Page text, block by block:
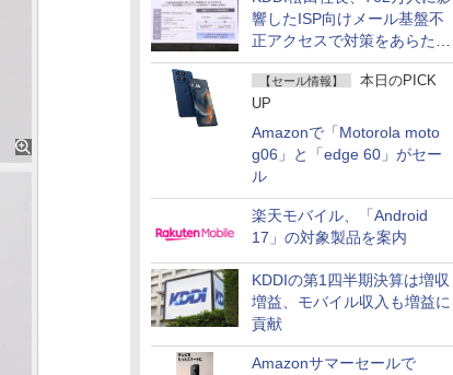
響したISP向けメール基盤不
正アクセスで対策をあらため
て説明
【セール情報】
本日のPICK
UP
Amazonで「Motorola moto
g06」と「edge 60」がセー
ル
楽天モバイル、「Android
17」の対象製品を案内
KDDIの第1四半期決算は増収
増益、モバイル収入も増益に
貢献
Amazonサマーセールで